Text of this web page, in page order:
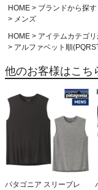
HOME
ブランドから探す
メンズ
HOME
アイテムカテゴ
アルファベット順
他のお客様はこち
パタゴニア スリーブレ